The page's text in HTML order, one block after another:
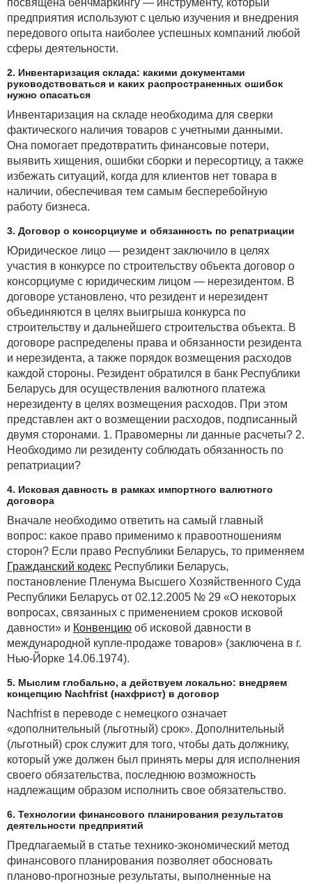
предприятия используют с целью изучения и внедрения
передового опыта наиболее успешных компаний любой
сферы деятельности.
2. Инвентаризация склада: какими документами
руководствоваться и каких распространенных ошибок
нужно опасаться
Инвентаризация на складе необходима для сверки
фактического наличия товаров с учетными данными.
Она помогает предотвратить финансовые потери,
выявить хищения, ошибки сборки и пересортицу, а также
избежать ситуаций, когда для клиентов нет товара в
наличии, обеспечивая тем самым бесперебойную
работу бизнеса.
3. Договор о консорциуме и обязанность по репатриации
Юридическое лицо — резидент заключило в целях
участия в конкурсе по строительству объекта договор о
консорциуме с юридическим лицом — нерезидентом. В
договоре установлено, что резидент и нерезидент
объединяются в целях выигрыша конкурса по
строительству и дальнейшего строительства объекта. В
договоре распределены права и обязанности резидента
и нерезидента, а также порядок возмещения расходов
каждой стороны. Резидент обратился в банк Республики
Беларусь для осуществления валютного платежа
нерезиденту в целях возмещения расходов. При этом
представлен акт о возмещении расходов, подписанный
двумя сторонами. 1. Правомерны ли данные расчеты? 2.
Необходимо ли резиденту соблюдать обязанность по
репатриации?
4. Исковая давность в рамках импортного валютного
договора
Вначале необходимо ответить на самый главный
вопрос: какое право применимо к правоотношениям
сторон? Если право Республики Беларусь, то применяем
Гражданский кодекс Республики Беларусь,
постановление Пленума Высшего Хозяйственного Суда
Республики Беларусь от 02.12.2005 № 29 «О некоторых
вопросах, связанных с применением сроков исковой
давности» и Конвенцию об исковой давности в
международной купле-продаже товаров» (заключена в г.
Нью-Йорке 14.06.1974).
5. Мыслим глобально, а действуем локально: внедряем
концепцию Nachfrist (нахфрист) в договор
Nachfrist в переводе с немецкого означает
«дополнительный (льготный) срок». Дополнительный
(льготный) срок служит для того, чтобы дать должнику,
который уже должен был принять меры для исполнения
своего обязательства, последнюю возможность
надлежащим образом исполнить свое обязательство.
6. Технологии финансового планирования результатов
деятельности предприятий
Предлагаемый в статье технико-экономический метод
финансового планирования позволяет обосновать
планово-прогнозные результаты, выполненные на